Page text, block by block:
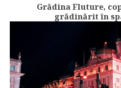
Grădina Fluture,
grădinărit în